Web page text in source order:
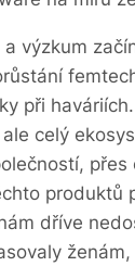
výzkum
při
celý
produktů
dříve